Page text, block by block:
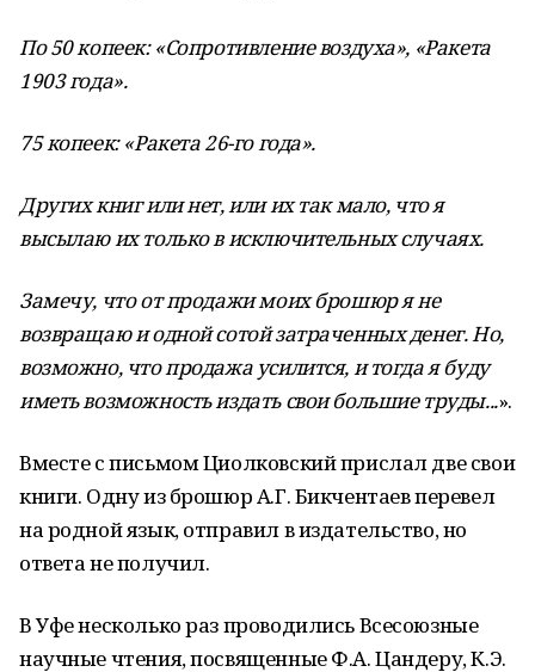
По 50 копеек: «Сопротивление воздуха», «Ракета
1903 года».
75 копеек: «Ракета 26-го года».
Других книг или нет, или их так мало, что я
высылаю их только в исключительных случаях.
Замечу, что от продажи моих брошюр я не
возвращаю и одной сотой затраченных денег. Но,
возможно, что продажа усилится, и тогда я буду
иметь возможность издать свои большие труды...».
Вместе с письмом Циолковский прислал две свои
книги. Одну из брошюр А.Г. Бикчентаев перевел
на родной язык, отправил в издательство, но
ответа не получил.
В Уфе несколько раз проводились Всесоюзные
научные чтения, посвященные Ф.А. Цандеру, К.Э.